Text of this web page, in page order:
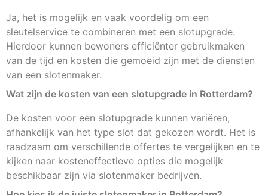
Ja, het is mogelijk en vaak voordelig om een
sleutelservice te combineren met een slotupgrade.
Hierdoor kunnen bewoners efficiënter gebruikmaken
van de tijd en kosten die gemoeid zijn met de diensten
van een slotenmaker.
Wat zijn de kosten van een slotupgrade in Rotterdam?
De kosten voor een slotupgrade kunnen variëren,
afhankelijk van het type slot dat gekozen wordt. Het is
raadzaam om verschillende offertes te vergelijken en te
kijken naar kosteneffectieve opties die mogelijk
beschikbaar zijn via slotenmaker bedrijven.